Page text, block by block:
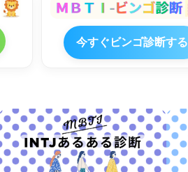
今すぐビンゴ診断する